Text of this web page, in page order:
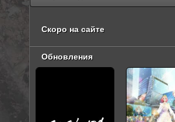
Скоро на сайте
Обновления